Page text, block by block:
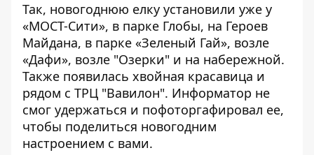
Так, новогоднюю елку установили уже у
«МОСТ-Сити», в парке Глобы, на Героев
Майдана, в парке «Зеленый Гай», возле
«Дафи», возле "Озерки" и на набережной.
Также появилась хвойная красавица и
рядом с ТРЦ "Вавилон". Информатор не
смог удержаться и пофоторгафировал ее,
чтобы поделиться новогодним
настроением с вами.